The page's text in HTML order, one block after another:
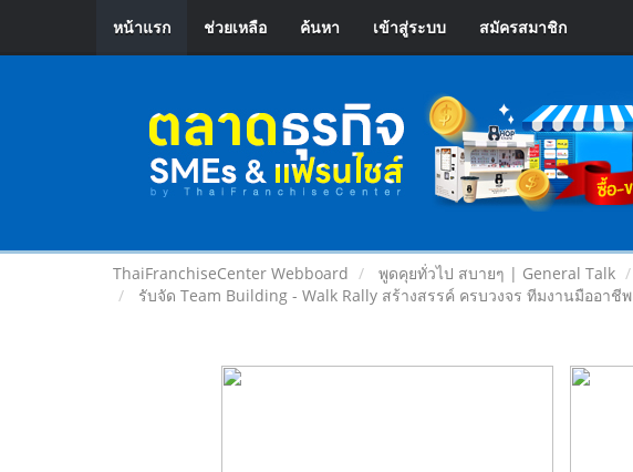
หน้าแรก ช่วยเหลือ ค้นหา เข้าสู่ระบบ สมัครสมาชิก
ThaiFranchiseCenter Webboard พูดคุยทั่วไป สบายๆ | General Talk
รับจัด Team Building - Walk Rally สร้างสรรค์ ครบวงจร ทีมงานมืออาชีพ